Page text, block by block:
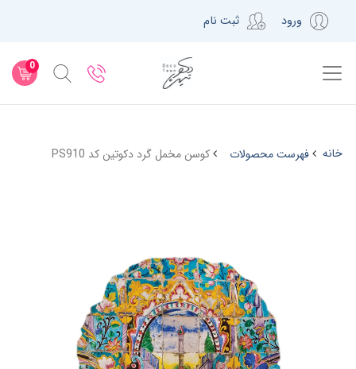
ورود ثبت نام
0
خانه فهرست محصولات کوسن مخمل گرد دکوتین کد PS910